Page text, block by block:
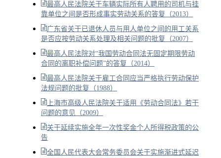
最高人民法院关于车辆实际所有人聘用的司机与挂
靠单位之间是否形成事实劳动关系的答复（2013）
广东省关于已退休人员与用人单位之间的用工关系
是否应按劳动关系处理及相关问题的批复（2007）
最高人民法院对“我国劳动合同法无固定期限劳动
合同的离职补偿问题”的答复（2014）
最高人民法院关于雇工合同应当严格执行劳动保护
法规问题的批复（1988）
上海市高级人民法院关于适用《劳动合同法》若干
问题的意见（2009）
关于延续实施全年一次性奖金个人所得税政策的公
告
全国人民代表大会常务委员会关于实施渐进式延迟